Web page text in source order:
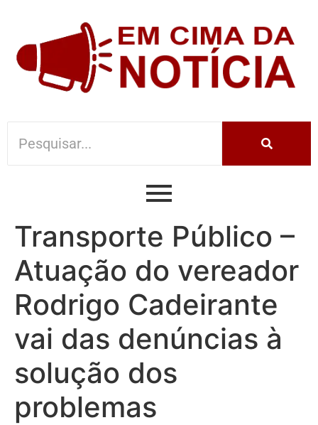
Transporte Público –
Atuação do vereador
Rodrigo Cadeirante
vai das denúncias à
solução dos
problemas